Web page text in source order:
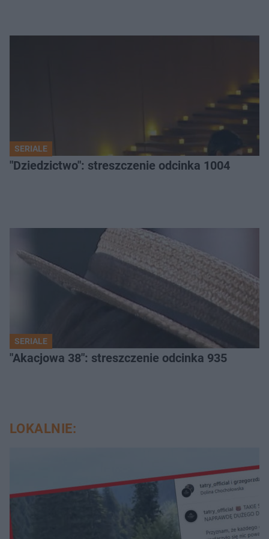
SERIALE
"Dziedzictwo": streszczenie odcinka 1004
SERIALE
"Akacjowa 38": streszczenie odcinka 935
LOKALNIE: